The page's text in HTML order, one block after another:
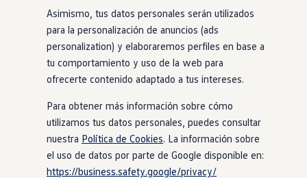
Más sobre híbridos
Plan Auto +
Etiquetas DGT
Simulador de autonomía, carga y ahorro
Carga y autonomía
Soluciones de carga
Tarifas de carga
Carga en casa
Modos de carga
Autonomía
Clientes y posventa
Club Volkswagen
Ofertas posventa
SUV Eléctrico Gasolina Híbrido enchufable
Asimismo, tus datos personales serán utilizados
para la personalización de anuncios (ads
personalization) y elaboraremos perfiles en base a
tu comportamiento y uso de la web para
ofrecerte contenido adaptado a tus intereses.
Para obtener más información sobre cómo
utilizamos tus datos personales, puedes consultar
nuestra Política de Cookies. La información sobre
el uso de datos por parte de Google disponible en:
https://business.safety.google/privacy/